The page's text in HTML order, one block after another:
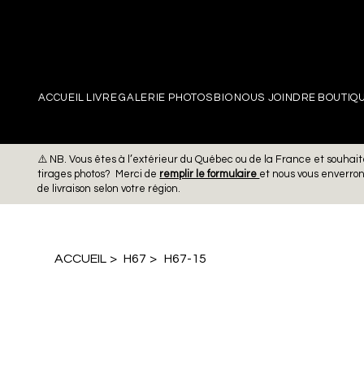
PIERRE
ACCUEIL LIVREGALERIE PHOTOS BIO NOUS JOINDRE
⚠️ NB. Vous êtes à l’extérieur du Québec ou de la France et
tirages photos? Merci de remplir le formulaire et nous vous
de livraison selon votre région.
ACCUEIL > H67 > H67-15